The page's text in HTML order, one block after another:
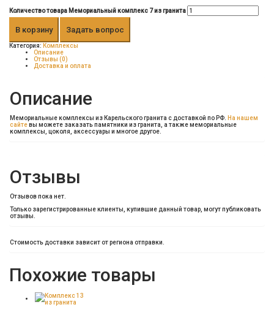
Количество товара Мемориальный комплекс 7 из гранита
В корзину Задать вопрос
Категория: Комплексы
Описание
Отзывы (0)
Доставка и оплата
Описание
Мемориальные комплексы из Карельского гранита с доставкой по РФ.
На нашем
сайтевы можете заказать памятники из гранита, а также мемориальные
комплексы, цоколя, аксессуары и многое другое.
Отзывы
Отзывов пока нет.
Только зарегистрированные клиенты, купившие данный товар, могут публиковать
отзывы.
Стоимость доставки зависит от региона отправки.
Похожие товары